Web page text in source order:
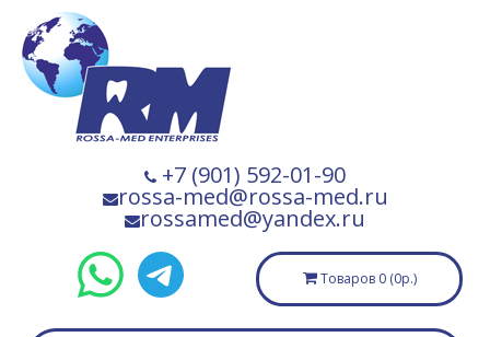
+7 (901) 592-01-90
rossa-med@rossa-med.ru
rossamed@yandex.ru
Товаров 0 (0р.)